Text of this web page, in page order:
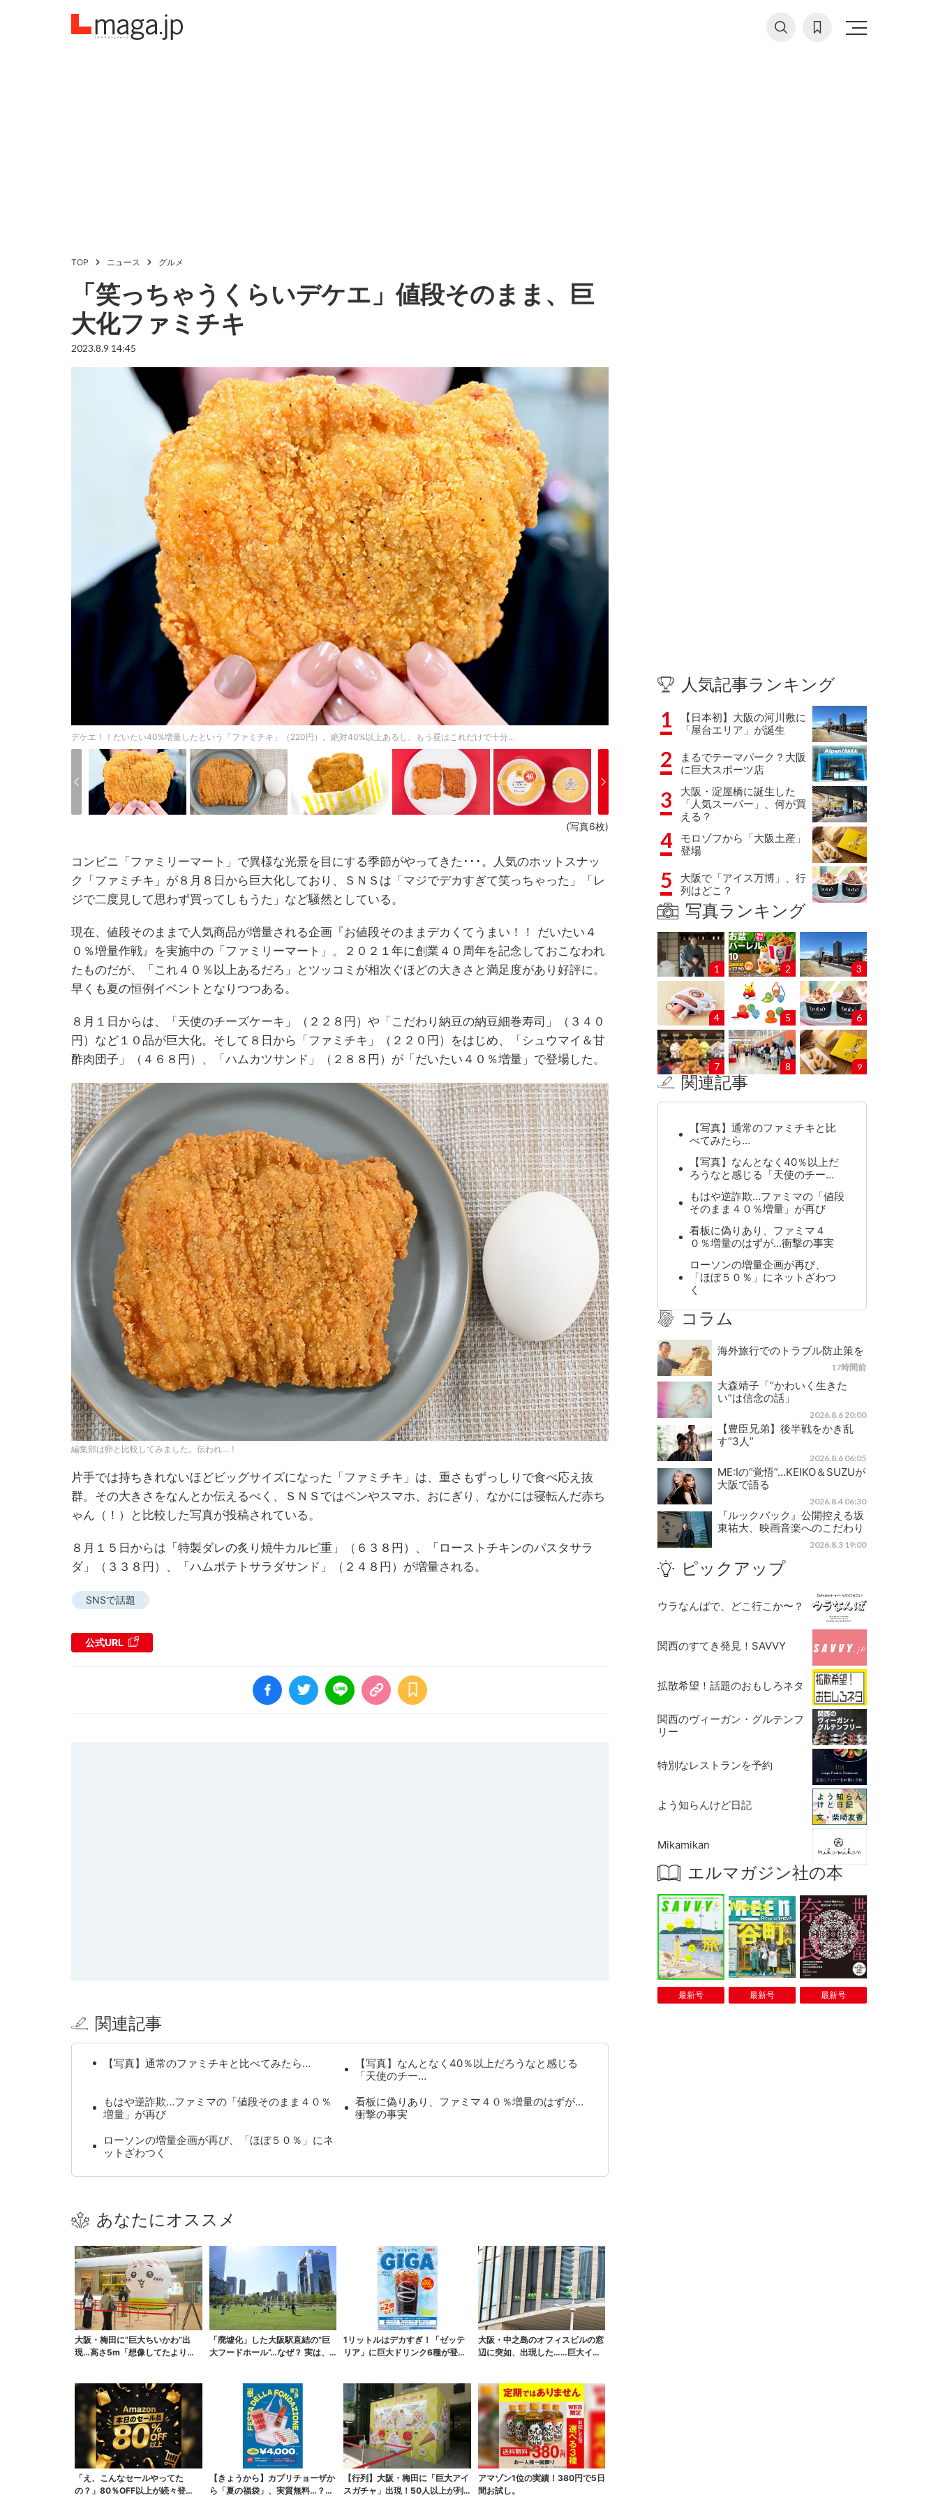
TOP ニュース グルメ
「笑っちゃうくらいデケエ」値段そのまま、巨
大化ファミチキ
2023.8.9 14:45
デケエ！！だいたい40%増量したという「ファミチキ」（220円）。絶対40%以上あるし、もう昼はこれだけで十分…
(写真6枚)
コンビニ「ファミリーマート」で異様な光景を目にする季節がやってきた･･･。人気のホットスナッ
ク「ファミチキ」が８月８日から巨大化しており、ＳＮＳは「マジでデカすぎて笑っちゃった」「レ
ジで二度見して思わず買ってしもうた」など騒然としている。
現在、値段そのままで人気商品が増量される企画『お値段そのままデカくてうまい！！ だいたい４
０％増量作戦』を実施中の「ファミリーマート」。２０２１年に創業４０周年を記念しておこなわれ
たものだが、「これ４０％以上あるだろ」とツッコミが相次ぐほどの大きさと満足度があり好評に。
早くも夏の恒例イベントとなりつつある。
８月１日からは、「天使のチーズケーキ」（２２８円）や「こだわり納豆の納豆細巻寿司」（３４０
円）など１０品が巨大化。そして８日から「ファミチキ」（２２０円）をはじめ、「シュウマイ＆甘
酢肉団子」（４６８円）、「ハムカツサンド」（２８８円）が「だいたい４０％増量」で登場した。
編集部は卵と比較してみました。伝われ…！
片手では持ちきれないほどビッグサイズになった「ファミチキ」は、重さもずっしりで食べ応え抜
群。その大きさをなんとか伝えるべく、ＳＮＳではペンやスマホ、おにぎり、なかには寝転んだ赤ち
ゃん（！）と比較した写真が投稿されている。
８月１５日からは「特製ダレの炙り焼牛カルビ重」（６３８円）、「ローストチキンのパスタサラ
ダ」（３３８円）、「ハムポテトサラダサンド」（２４８円）が増量される。
SNSで話題
公式URL
関連記事
【写真】通常のファミチキと比べてみたら…
【写真】なんとなく40％以上だろうなと感じる
「天使のチー…
もはや逆詐欺…ファミマの「値段そのまま４０％
増量」が再び
看板に偽りあり、ファミマ４０％増量のはずが…
衝撃の事実
ローソンの増量企画が再び、「ほぼ５０％」にネ
ットざわつく
あなたにオススメ
大阪・梅田に“巨大ちいかわ”出
現…高さ5m「想像してたより結
「廃墟化」した大阪駅直結の“巨
大フードホール”…なぜ？ 実は、
1リットルはデカすぎ！「ゼッテ
リア」に巨大ドリンク6種が登
大阪・中之島のオフィスビルの窓
辺に突如、出現した……巨大イン
「え、こんなセールやってた
の？」80％OFF以上が続々登
【きょうから】カプリチョーザか
ら「夏の福袋」、実質無料…？値
【行列】大阪・梅田に「巨大アイ
スガチャ」出現！50人以上が列…
アマゾン1位の実績！380円で5日
間お試し。
人気記事ランキング
1
【日本初】大阪の河川敷に
「屋台エリア」が誕生
2
まるでテーマパーク？大阪
に巨大スポーツ店
3
大阪・淀屋橋に誕生した
「人気スーパー」、何が買
える？
4
モロゾフから「大阪土産」
登場
5
大阪で「アイス万博」、行
列はどこ？
写真ランキング
1 2 3
4 5 6
7 8 9
関連記事
【写真】通常のファミチキと比
べてみたら…
【写真】なんとなく40％以上だ
ろうなと感じる「天使のチー…
もはや逆詐欺…ファミマの「値段
そのまま４０％増量」が再び
看板に偽りあり、ファミマ４
０％増量のはずが…衝撃の事実
ローソンの増量企画が再び、
「ほぼ５０％」にネットざわつ
く
コラム
海外旅行でのトラブル防止策を
17時間前
大森靖子「“かわいく生きた
い”は信念の話」
2026.8.6 20:00
【豊臣兄弟】後半戦をかき乱
す“3人”
2026.8.6 06:05
ME:Iの“覚悟”…KEIKO＆SUZUが
大阪で語る
2026.8.4 06:30
『ルックバック』公開控える坂
東祐大、映画音楽へのこだわり
2026.8.3 19:00
ピックアップ
ウラなんばで、どこ行こか〜？
関西のすてき発見！SAVVY
拡散希望！話題のおもしろネタ
関西のヴィーガン・グルテンフ
リー
特別なレストランを予約
よう知らんけど日記
Mikamikan
エルマガジン社の本
最新号 最新号 最新号